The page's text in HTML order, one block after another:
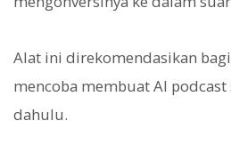
Alat ini direkomendasikan
mencoba membuat AI
dahulu.